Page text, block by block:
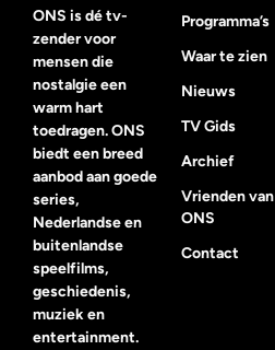
ONS is dé tv-
zender voor
mensen die
nostalgie een
warm hart
toedragen. ONS
biedt een breed
aanbod aan goede
series,
Nederlandse en
buitenlandse
speelfilms,
geschiedenis,
muziek en
entertainment.
Programma’s
Waar te zien
Nieuws
TV Gids
Archief
Vrienden van
ONS
Contact